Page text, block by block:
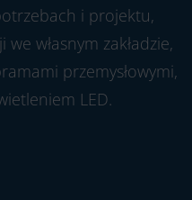
i projektu,
własnym zakładzie,
przemysłowymi,
LED.